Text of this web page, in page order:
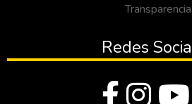
Transparencia
Redes